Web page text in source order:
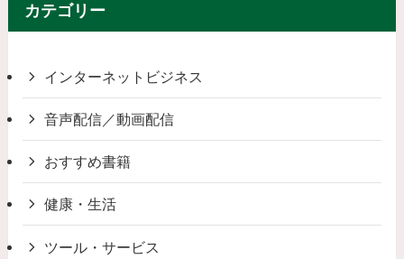
カテゴリー
インターネットビジネス
音声配信／動画配信
おすすめ書籍
健康・生活
ツール・サービス